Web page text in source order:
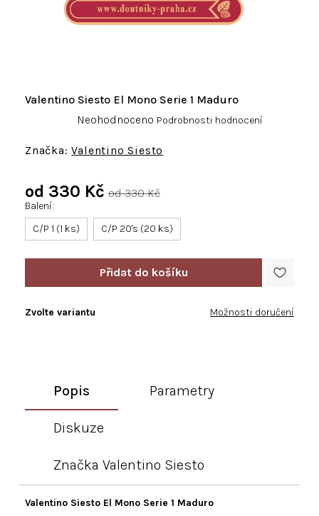
Balení
C/P 1 (1 ks)
C/P 20's (20 ks)
od 330 Kč
od 330 Kč
cena:
Zvolte variantu Možnosti doručení
Valentino Siesto El Mono Serie 1 Maduro
Valentino Siesto
Průměrné
produktu
z
hvězdiček.
Neohodnoceno Podrobnosti hodnocení
Popis Parametry
Diskuze
Značka Valentino Siesto
Valentino Siesto El Mono Serie 1 Maduro